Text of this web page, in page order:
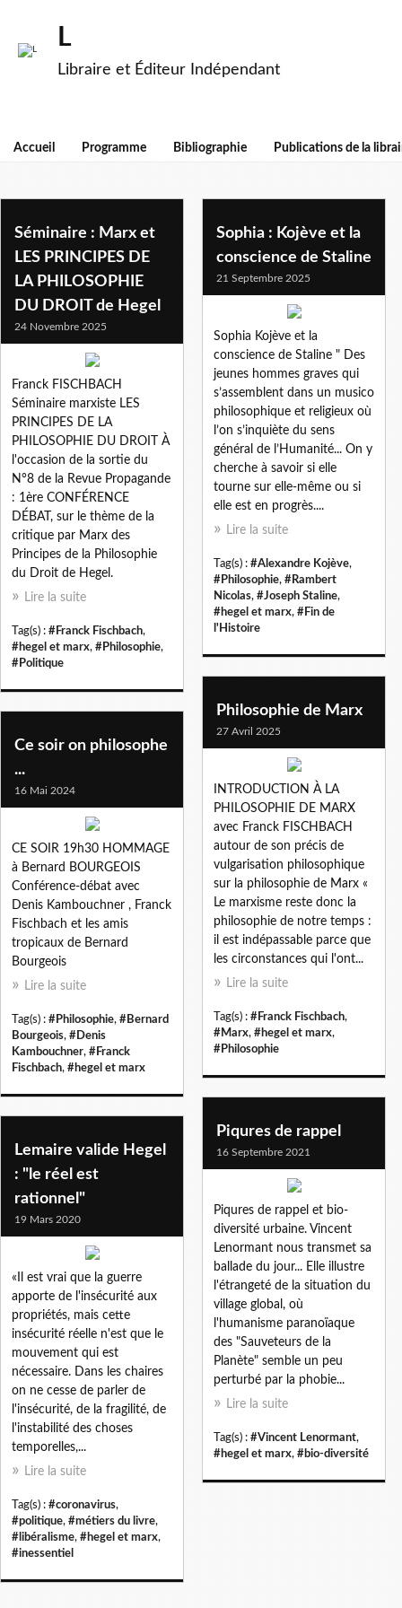
L
Libraire et Éditeur Indépendant
Accueil Programme Bibliographie Publications de la
hegel et marx
Séminaire : Marx et
LES PRINCIPES DE
LA PHILOSOPHIE
DU DROIT de Hegel
24 Novembre 2025
Franck FISCHBACH
Séminaire marxiste LES
PRINCIPES DE LA
PHILOSOPHIE DU DROIT À
l'occasion de la sortie du
N°8 de la Revue Propagande
: 1ère CONFÉRENCE
DÉBAT, sur le thème de la
critique par Marx des
Principes de la Philosophie
du Droit de Hegel.
Lire la suite
Tag(s) : #Franck Fischbach,
#hegel et marx, #Philosophie,
#Politique
Sophia : Kojève et la
conscience de Staline
21 Septembre 2025
Sophia Kojève et la
conscience de Staline " Des
jeunes hommes graves qui
s’assemblent dans un musico
philosophique et religieux où
l’on s’inquiète du sens
général de l’Humanité... On y
cherche à savoir si elle
tourne sur elle-même ou si
elle est en progrès....
Lire la suite
Tag(s) : #Alexandre Kojève,
#Philosophie, #Rambert
Nicolas, #Joseph Staline,
#hegel et marx, #Fin de
l'Histoire
Philosophie de Marx
27 Avril 2025
INTRODUCTION À LA
PHILOSOPHIE DE MARX
avec Franck FISCHBACH
autour de son précis de
vulgarisation philosophique
sur la philosophie de Marx «
Le marxisme reste donc la
philosophie de notre temps :
il est indépassable parce que
les circonstances qui l'ont...
Lire la suite
Tag(s) : #Franck Fischbach,
#Marx, #hegel et marx,
#Philosophie
Ce soir on philosophe
...
16 Mai 2024
CE SOIR 19h30 HOMMAGE
à Bernard BOURGEOIS
Conférence-débat avec
Denis Kambouchner , Franck
Fischbach et les amis
tropicaux de Bernard
Bourgeois
Lire la suite
Tag(s) : #Philosophie, #Bernard
Bourgeois, #Denis
Kambouchner, #Franck
Fischbach, #hegel et marx
Piqures de rappel
16 Septembre 2021
Piqures de rappel et bio-
diversité urbaine. Vincent
Lenormant nous transmet sa
ballade du jour... Elle illustre
l'étrangeté de la situation du
village global, où
l'humanisme paranoïaque
des "Sauveteurs de la
Planète" semble un peu
perturbé par la phobie...
Lire la suite
Tag(s) : #Vincent Lenormant,
#hegel et marx, #bio-diversité
Lemaire valide Hegel
: "le réel est
rationnel"
19 Mars 2020
«Il est vrai que la guerre
apporte de l'insécurité aux
propriétés, mais cette
insécurité réelle n'est que le
mouvement qui est
nécessaire. Dans les chaires
on ne cesse de parler de
l'insécurité, de la fragilité, de
l'instabilité des choses
temporelles,...
Lire la suite
Tag(s) : #coronavirus,
#politique, #métiers du livre,
#libéralisme, #hegel et marx,
#inessentiel